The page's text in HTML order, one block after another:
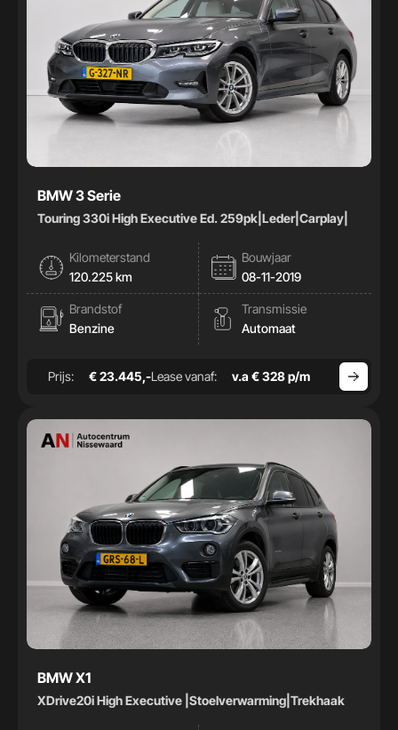
BMW 3 Serie
Touring 330i High Executive Ed. 259pk|Leder|Carplay|
Kilometerstand
120.225 km
Bouwjaar
08-11-2019
Brandstof
Benzine
Transmissie
Automaat
Prijs: € 23.445,-Lease vanaf: v.a € 328 p/m
BMW X1
XDrive20i High Executive |Stoelverwarming|Trekhaak